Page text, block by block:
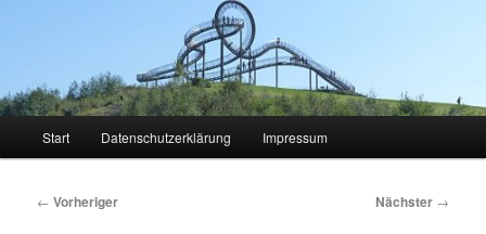
Start Datenschutzerklärung Impressum
Beitragsnavigation
← Vorheriger Nächster →